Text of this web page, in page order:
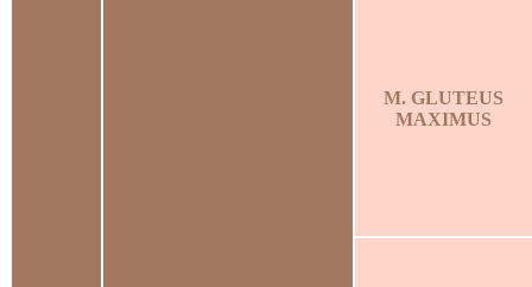
M. GLUTEUS
MAXIMUS